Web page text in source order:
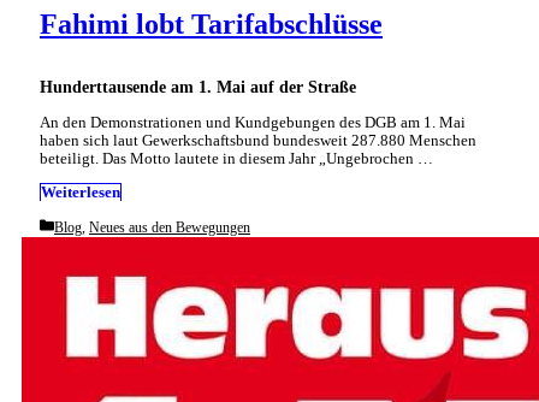
Hunderttausende am 1. Mai auf der Straße
Fahimi lobt Tarifabschlüsse
An den Demonstrationen und Kundgebungen des DGB am 1. Mai
haben sich laut Gewerkschaftsbund bundesweit 287.880 Menschen
beteiligt. Das Motto lautete in diesem Jahr „Ungebrochen …
Weiterlesen
Categories
Blog Neues aus den Bewegungen